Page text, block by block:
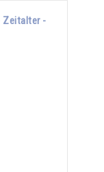
Zeitalter -